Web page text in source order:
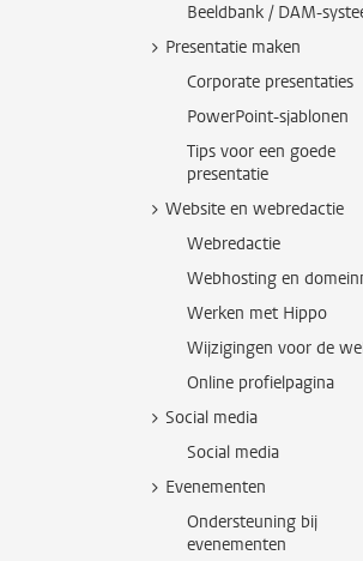
Beeldbank / DAM-
Presentatie maken
Corporate presentaties
PowerPoint-sjablonen
Tips voor een goede
presentatie
Website en webredactie
Webredactie
Webhosting en
Werken met Hippo
Wijzigingen voor de
Online profielpagina
Social media
Social media
Evenementen
Ondersteuning bij
evenementen